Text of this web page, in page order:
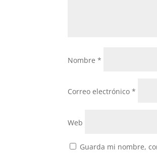
Nombre*
Correo electrónico*
Web
Guarda mi nombre,